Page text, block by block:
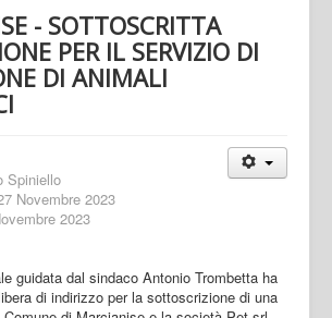
- SOTTOSCRITTA
PER IL SERVIZIO DI
DI ANIMALI
Spiniello
Novembre 2023
2023
guidata dal sindaco Antonio Trombetta ha
di indirizzo per la sottoscrizione di una